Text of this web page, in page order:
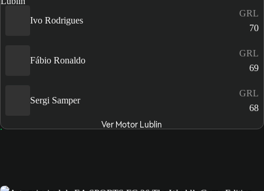
Ivo Rodrigues
GRL
70
Fábio Ronaldo
GRL
69
Sergi Samper
GRL
68
Ver Motor Lublin